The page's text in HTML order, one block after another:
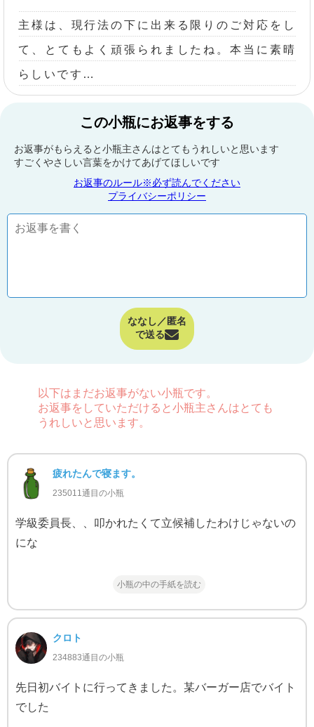
主様は、現行法の下に出来る限りのご対応をし
て、とてもよく頑張られましたね。本当に素晴
らしいです…
この小瓶にお返事をする
お返事がもらえると小瓶主さんはとてもうれしいと思います
すごくやさしい言葉をかけてあげてほしいです
お返事のルール※必ず読んでください
プライバシーポリシー
ななし／匿名
で送る
以下はまだお返事がない小瓶です。
お返事をしていただけると小瓶主さんはとても
うれしいと思います。
疲れたんで寝ます。
235011通目の小瓶
学級委員長、、叩かれたくて立候補したわけじゃないの
にな
小瓶の中の手紙を読む
クロト
234883通目の小瓶
先日初バイトに行ってきました。某バーガー店でバイト
でした